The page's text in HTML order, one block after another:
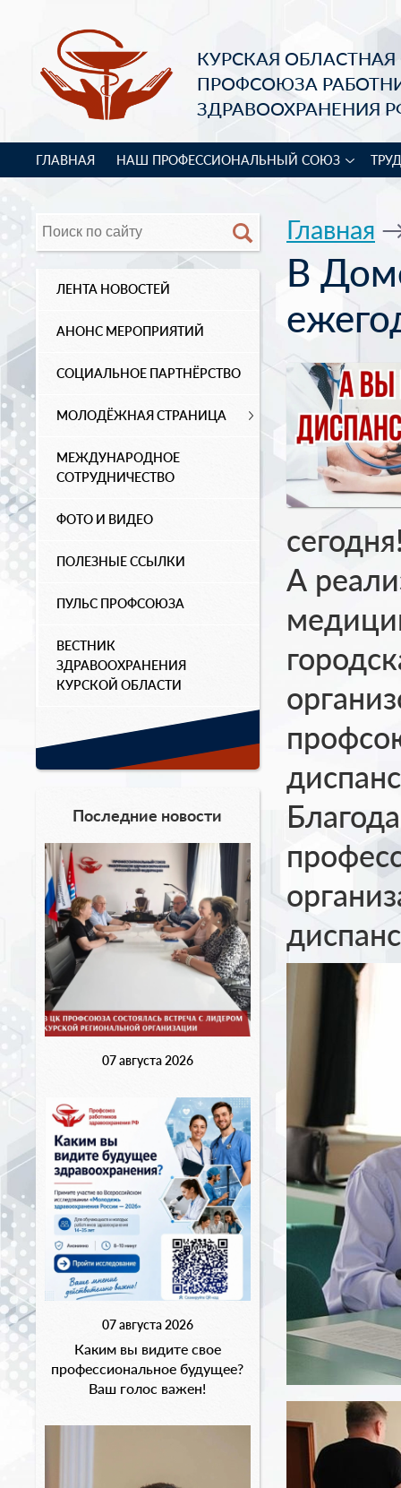
КУРСКАЯ
ПРОФСОЮЗА
ЗДРАВООХРАНЕНИЯ
ГЛАВНАЯ НАШ ПРОФЕССИОНАЛЬНЫЙ СОЮЗ
ЛЕНТА НОВОСТЕЙ
АНОНС МЕРОПРИЯТИЙ
СОЦИАЛЬНОЕ ПАРТНЁРСТВО
МОЛОДЁЖНАЯ СТРАНИЦА
МЕЖДУНАРОДНОЕ
СОТРУДНИЧЕСТВО
ФОТО И ВИДЕО
ПОЛЕЗНЫЕ ССЫЛКИ
ПУЛЬС ПРОФСОЮЗА
ВЕСТНИК
ЗДРАВООХРАНЕНИЯ
КУРСКОЙ ОБЛАСТИ
Последние новости
07 августа 2026
07 августа 2026
Каким вы видите свое
профессиональное будущее?
Ваш голос важен!
Главная
В
А